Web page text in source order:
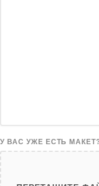
У ВАС УЖЕ ЕСТЬ